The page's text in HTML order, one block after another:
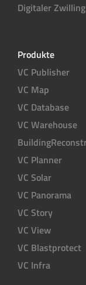
Digitaler Zwilling
Produkte
VC Publisher
VC Map
VC Database
VC Warehouse
VC Planner
VC Solar
VC Panorama
VC Story
VC View
VC Blastprotect
VC Infra